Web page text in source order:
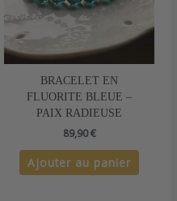
BRACELET EN
FLUORITE BLEUE –
PAIX RADIEUSE
89,90€
Ajouter au panier